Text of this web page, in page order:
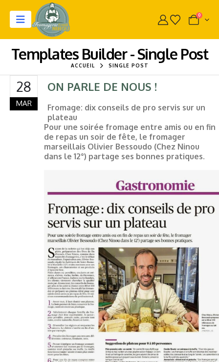
0
Templates Builder - Single Post
ACCUEIL SINGLE POST
28
MAR
ON PARLE DE NOUS !
Fromage: dix conseils de pro servis sur un
plateau
Pour une soirée fromage entre amis ou en fin
de repas un soir de fête, le fromager
marseillais Olivier Bessoudo (Chez Ninou
dans le 12°) partage ses bonnes pratiques.